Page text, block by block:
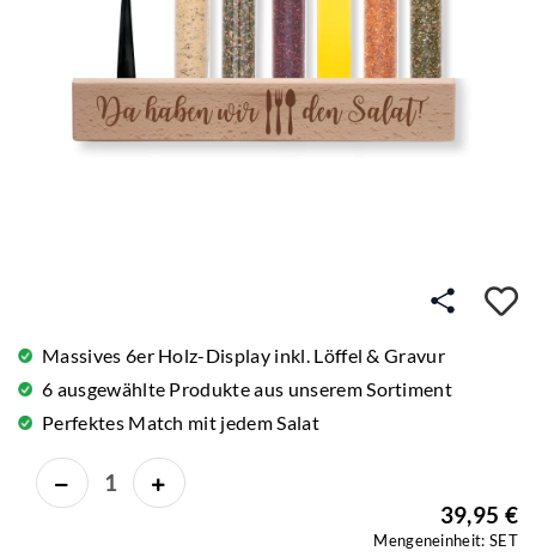
Massives 6er Holz-Display inkl. Löffel & Gravur
6 ausgewählte Produkte aus unserem Sortiment
Perfektes Match mit jedem Salat
39,95 €
Mengeneinheit: SET